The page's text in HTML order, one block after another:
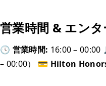
営業時間 & エン
🕓 営業時間: 16:00 – 00:00
– 00:00） 💳 Hilton